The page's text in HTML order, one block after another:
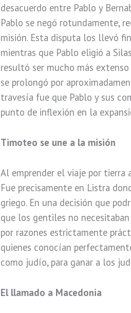
desacuerdo entre Pablo y
Pablo se negó rotundamente,
misión. Esta disputa los llevó
mientras que Pablo eligió a
resultó ser mucho más
se prolongó por
travesía fue que Pablo y sus
punto de inflexión en la
Timoteo se une a la misión
Al emprender el viaje por tierra
Fue precisamente en Listra
griego. En una decisión que
que los gentiles no
por razones estrictamente
quienes conocían
como judío, para ganar a los
El llamado a Macedonia